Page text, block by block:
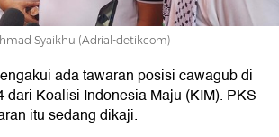
Syaikhu (Adrial-detikcom)
ada tawaran posisi cawagub di
dari Koalisi Indonesia Maju (KIM). PKS
itu sedang dikaji.